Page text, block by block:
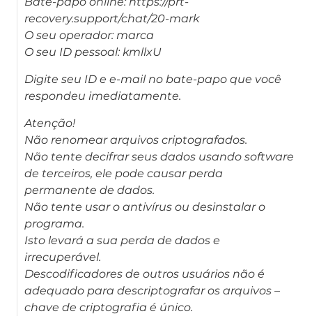
recovery.support/chat/20-mark
O seu operador: marca
O seu ID pessoal: kmllxU
Digite seu ID e e-mail no bate-papo que você
respondeu imediatamente.
Atenção!
Não renomear arquivos criptografados.
Não tente decifrar seus dados usando software
de terceiros, ele pode causar perda
permanente de dados.
Não tente usar o antivírus ou desinstalar o
programa.
Isto levará a sua perda de dados e
irrecuperável.
Descodificadores de outros usuários não é
adequado para descriptografar os arquivos –
chave de criptografia é único.